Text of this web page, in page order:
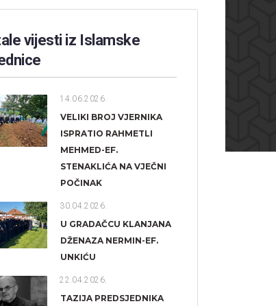
vijesti iz Islamske
14.06.2026.
VELIKI BROJ VJERNIKA
ISPRATIO RAHMETLI
MEHMED-EF.
STENAKLIĆA NA VJEČNI
POČINAK
30.04.2026.
U GRADAČCU KLANJANA
DŽENAZA NERMIN-EF.
UNKIĆU
22.04.2026.
TAZIJA PREDSJEDNIKA